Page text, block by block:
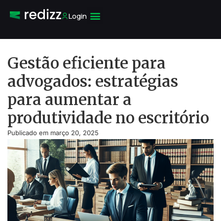
Login
Gestão eficiente para
advogados: estratégias
para aumentar a
produtividade no escritório
Publicado em março 20, 2025